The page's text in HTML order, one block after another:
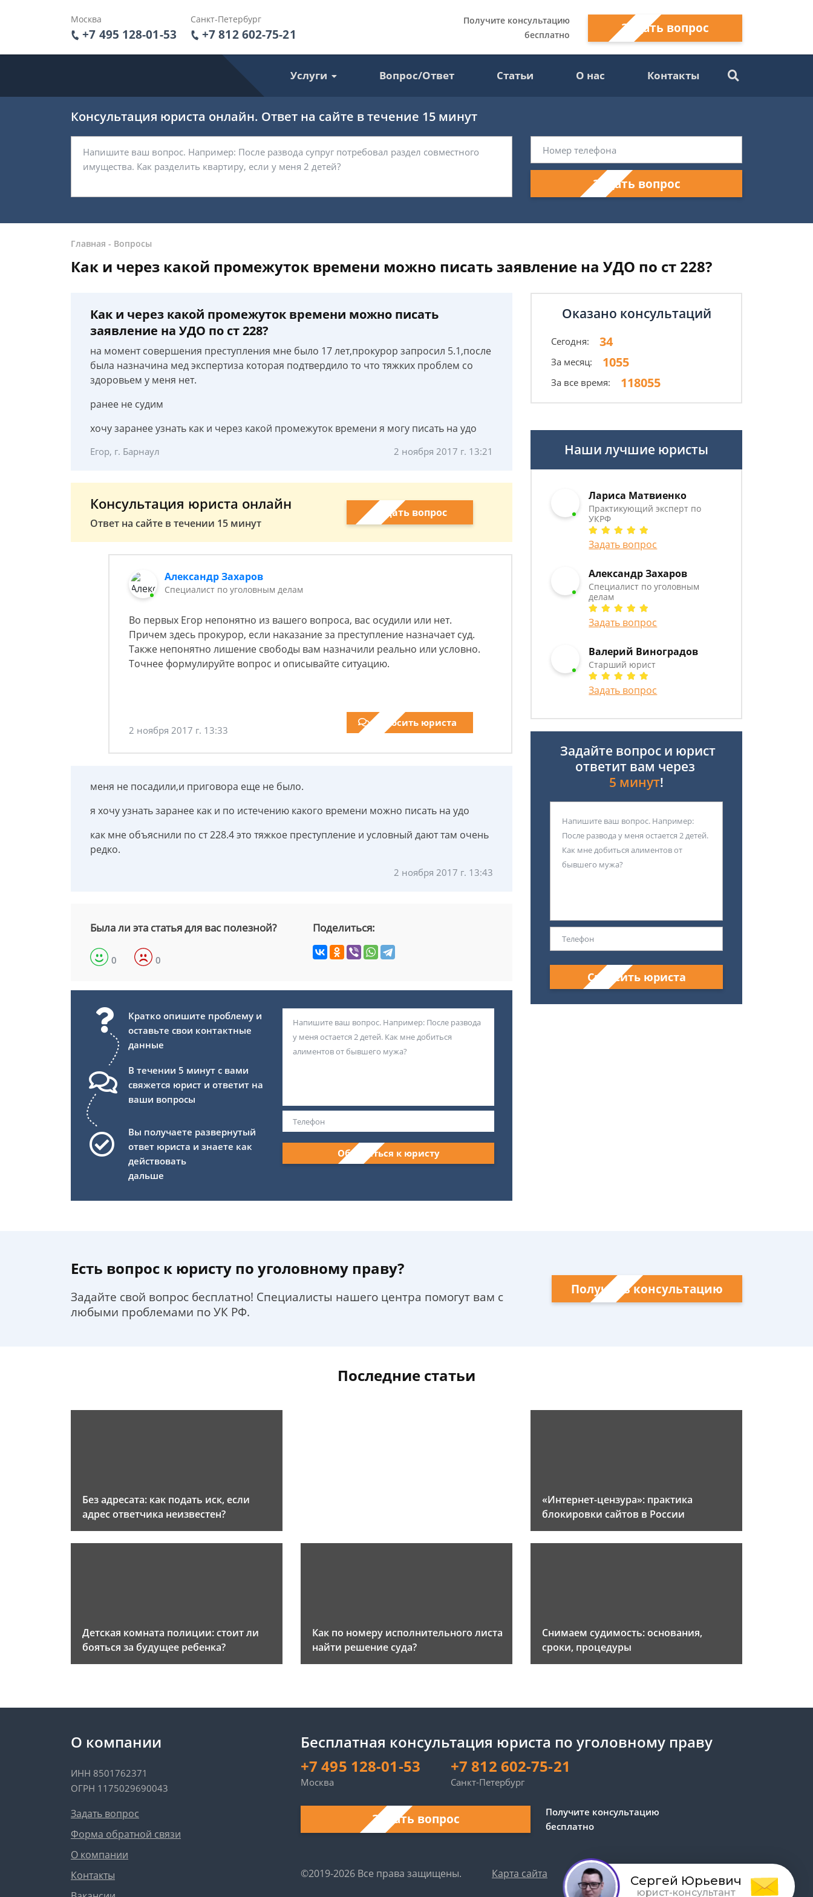
Москва
+7 495 128-01-53
Санкт-Петербург
+7 812 602-75-21
Получите консультацию
бесплатно
Задать вопрос
Услуги Вопрос/Ответ Статьи О нас Контакты
Консультация юриста онлайн. Ответ на сайте в течение 15 минут
Задать вопрос
Главная - Вопросы
Как и через какой промежуток времени можно писать заявление на УДО по ст 228?
Как и через какой промежуток времени можно писать
заявление на УДО по ст 228?
на момент совершения преступления мне было 17 лет,прокурор запросил 5.1,после
была назначина мед экспертиза которая подтвердило то что тяжких проблем со
здоровьем у меня нет.
ранее не судим
хочу заранее узнать как и через какой промежуток времени я могу писать на удо
Егор, г. Барнаул 2 ноября 2017 г. 13:21
Консультация юриста онлайн
Ответ на сайте в течении 15 минут
Задать вопрос
Александр Захаров
Специалист по уголовным делам
Во первых Егор непонятно из вашего вопроса, вас осудили или нет.
Причем здесь прокурор, если наказание за преступление назначает суд.
Также непонятно лишение свободы вам назначили реально или условно.
Точнее формулируйте вопрос и описывайте ситуацию.
2 ноября 2017 г. 13:33
Спросить юриста
меня не посадили,и приговора еще не было.
я хочу узнать заранее как и по истечению какого времени можно писать на удо
как мне объяснили по ст 228.4 это тяжкое преступление и условный дают там очень
редко.
2 ноября 2017 г. 13:43
Была ли эта статья для вас полезной?
0 0
Поделиться:
Кратко опишите проблему и
оставьте свои контактные
данные
В течении 5 минут с вами
свяжется юрист и ответит на
ваши вопросы
Вы получаете развернутый
ответ юриста и знаете как
действовать
дальше
Обратиться к юристу
Оказано консультаций
Сегодня: 34
За месяц: 1055
За все время: 118055
Наши лучшие юристы
Лариса Матвиенко
Практикующий эксперт по
УКРФ
Задать вопрос
Александр Захаров
Специалист по уголовным
делам
Задать вопрос
Валерий Виноградов
Старший юрист
Задать вопрос
Задайте вопрос и юрист
ответит вам через
5 минут!
Спросить юриста
Есть вопрос к юристу по уголовному праву?
Задайте свой вопрос бесплатно! Специалисты нашего центра помогут вам с
любыми проблемами по УК РФ.
Получить консультацию
Последние статьи
Без адресата: как подать иск, если
адрес ответчика неизвестен?
«Интернет-цензура»: практика
блокировки сайтов в России
Детская комната полиции: стоит ли
бояться за будущее ребенка?
Как по номеру исполнительного листа
найти решение суда?
Снимаем судимость: основания,
сроки, процедуры
О компании
ИНН 8501762371
ОГРН 1175029690043
Задать вопрос
Форма обратной связи
О компании
Контакты
Бесплатная консультация юриста по уголовному праву
+7 495 128-01-53
Москва
+7 812 602-75-21
Санкт-Петербург
Задать вопрос
Получите консультацию
бесплатно
©2019-2026 Все права защищены. Карта сайта Обработка персональных данных
Сергей Юрьевич
юрист-консультант